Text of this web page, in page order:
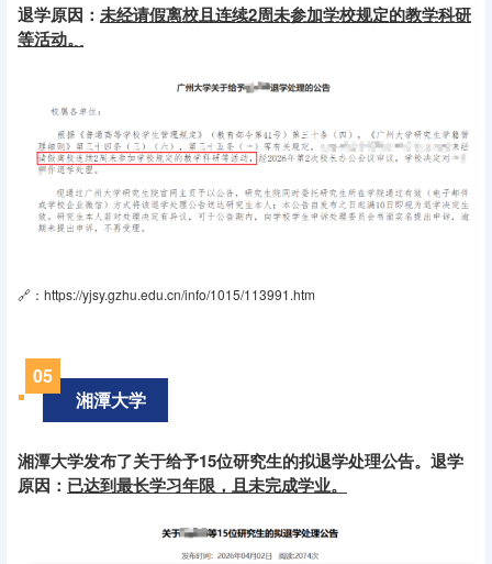
退学原因： 未经请假离校且连续2周未参加学校规定的教学科研
等活动。
🔗：https://yjsy.gzhu.edu.cn/info/1015/113991.htm
05
湘潭大学
湘潭大学发布了关于给予15位研究生的拟退学处理公告。退学
原因： 已达到最长学习年限，且未完成学业。